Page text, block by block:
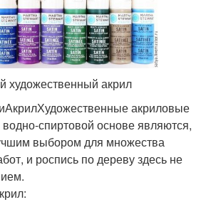
художественный акрил
акриловые
спиртовой основе являются,
выбором для множества
и роспись по дереву здесь не